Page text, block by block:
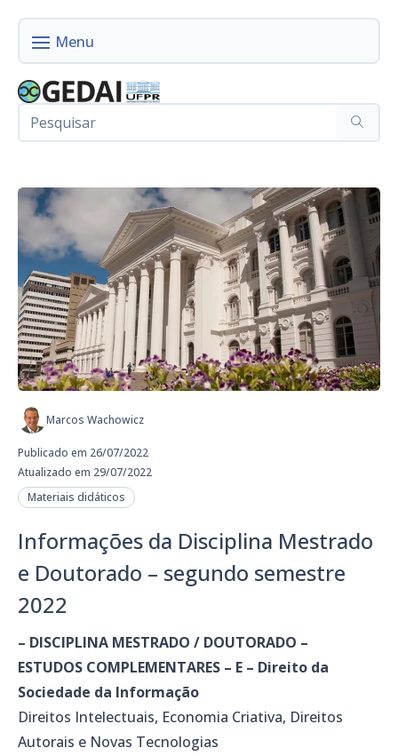
Marcos Wachowicz
Publicado em 26/07/2022
Atualizado em 29/07/2022
Materiais didáticos
Informações da Disciplina Mestrado
e Doutorado – segundo semestre
2022
– DISCIPLINA MESTRADO / DOUTORADO –
ESTUDOS COMPLEMENTARES – E – Direito da
Sociedade da Informação
Direitos Intelectuais, Economia Criativa, Direitos
Autorais e Novas Tecnologias